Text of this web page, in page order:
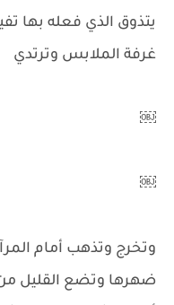
يتذوق الذي فعله بها
غرفة الملابس وترتدي
￼
￼
وتخرج وتذهب أمام
ضهرها وتضع القليل